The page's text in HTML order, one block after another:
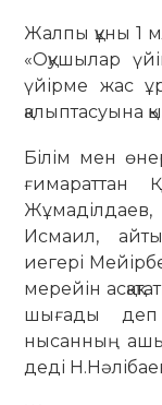
Жалпы құны 1
«Оқушылар
үйірме жас
қалыптасуына
Білім мен
ғимараттан
Исмаил,
иегері
мерейін
шығады деп
нысанның
деді